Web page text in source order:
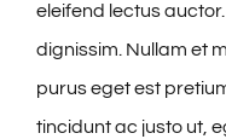
eleifend lectus
dignissim. Nullam et
purus eget est
tincidunt ac justo ut,